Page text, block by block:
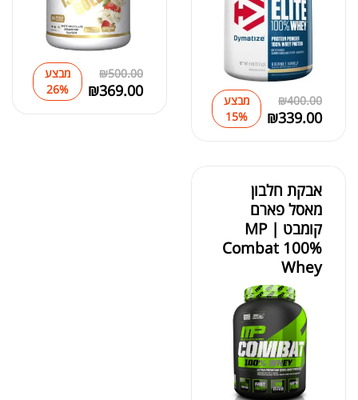
₪400.00
₪339.00
מבצע
15%
₪500.00
₪369.00
מבצע
26%
אבקת חלבון
מאסל פארם
קומבט | MP
Combat 100%
Whey